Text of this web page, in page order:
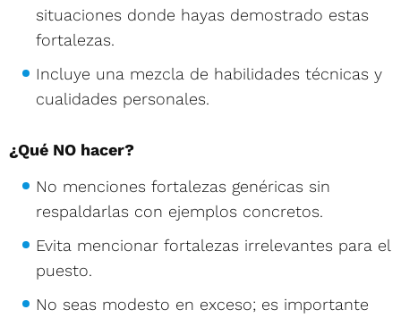
situaciones donde hayas demostrado estas
fortalezas.
Incluye una mezcla de habilidades técnicas y
cualidades personales.
¿Qué NO hacer?
No menciones fortalezas genéricas sin
respaldarlas con ejemplos concretos.
Evita mencionar fortalezas irrelevantes para el
puesto.
No seas modesto en exceso; es importante